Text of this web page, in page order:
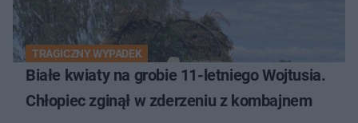
TRAGICZNY WYPADEK
Białe kwiaty na grobie 11-letniego Wojtusia.
Chłopiec zginął w zderzeniu z kombajnem